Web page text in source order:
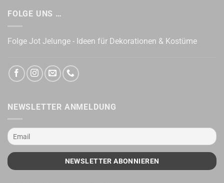
FOLGE UNS …
Folge Jot Jelunge - Ideen für Dekorationen & Kostüme
NEWSLETTER ANMELDUNG